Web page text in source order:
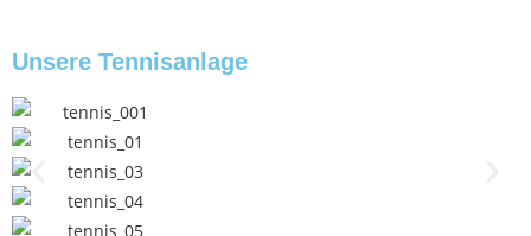
Unsere Tennisanlage